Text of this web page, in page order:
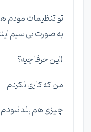
تو تنظیمات مودم
به صورت بی سیم
(این حرفا چیه؟
من که کاری نکردم
چیزی هم بلد